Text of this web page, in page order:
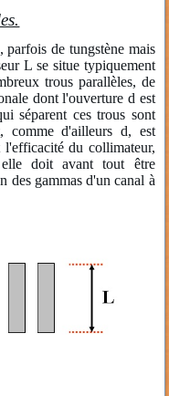
de tungstène mais
L se situe typiquement
trous parallèles, de
dont l'ouverture d est
séparent ces trous sont
comme d'ailleurs d, est
du collimateur,
elle doit avant tout être
des gammas d'un canal à